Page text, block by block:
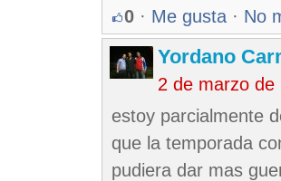
0 · Me gusta · No
Yordano
2 de marzo de
estoy parcialmente
que la temporada
pudiera dar mas